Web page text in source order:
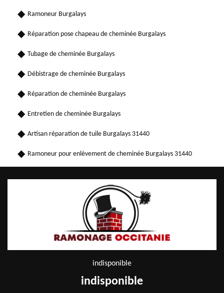
Ramoneur Burgalays
Réparation pose chapeau de cheminée Burgalays
Tubage de cheminée Burgalays
Débistrage de cheminée Burgalays
Réparation de cheminée Burgalays
Entretien de cheminée Burgalays
Artisan réparation de tuile Burgalays 31440
Ramoneur pour enlèvement de cheminée Burgalays 31440
indisponible
indisponible